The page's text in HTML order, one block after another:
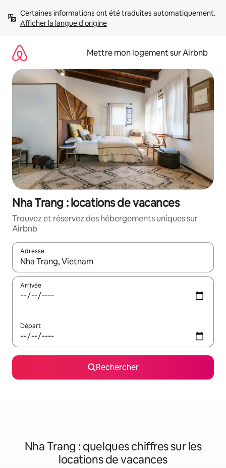
directement
Afficher la langue d'origine
Mettre mon logement sur Airbnb
Nha Trang : locations de vacances
Trouvez et réservez des hébergements uniques sur
Airbnb
Adresse
Lorsque les résultats s'affichent, utilisez les flèches vers le
Arrivée
Départ
Rechercher
Nha Trang : quelques chiffres sur les
locations de vacances